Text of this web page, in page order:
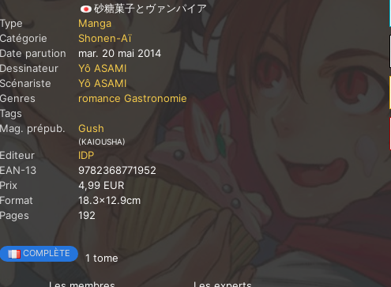
砂糖菓子とヴァンパイア
Type
Manga
Catégorie
Shonen-Aï
Date parution
mar. 20 mai 2014
Dessinateur
Yô ASAMI
Scénariste
Yô ASAMI
Genres
romance Gastronomie
Tags
Mag. prépub.
Gush
(KAIOUSHA)
Editeur
IDP
EAN-13
9782368771952
Prix
4,99 EUR
Format
18.3x12.9cm
Pages
192
COMPLÈTE 1 tome